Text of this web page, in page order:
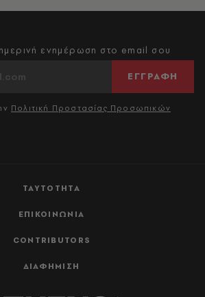
ΤΑΥΤΟΤΗΤΑ
ΕΠΙΚΟΙΝΩΝΙΑ
CONTRIBUTORS
ΔΙΑΦΗΜΙΣΗ
ενημέρωση στο email σου
ΕΓΓΡΑΦΗ
Πολιτική Προστασίας Προσωπικών